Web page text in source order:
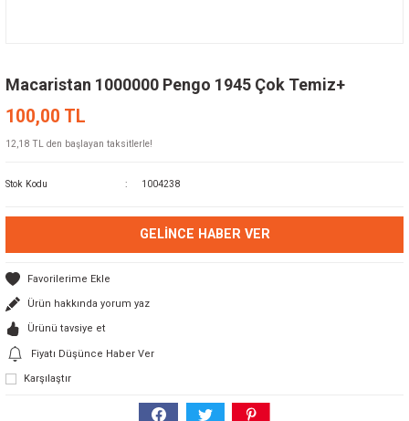
Macaristan 1000000 Pengo 1945 Çok Temiz+
100,00 TL
12,18 TL den başlayan taksitlerle!
Stok Kodu 1004238
GELINCE HABER VER
Ürün hakkında yorum yaz
Ürünü tavsiye et
Fiyatı Düşünce Haber Ver
Karşılaştır